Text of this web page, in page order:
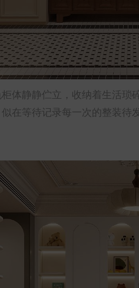
体静静伫立，收纳着生活
在等待记录每一次的整装